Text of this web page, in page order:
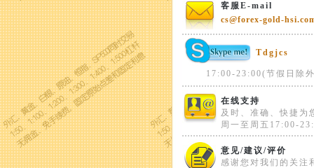
客服E-mail
cs@forex-gold-
Tdgjcs
17:00-23:00(节假日除
在线支持
及时、准确、快捷为
周一至周五17:00-
意见/建议/评价
感谢您对我们的关注